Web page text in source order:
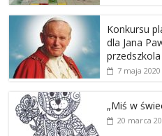
Konkursu
dla Jana
przedszkola
7 maja 2020
„Miś w
20 marca